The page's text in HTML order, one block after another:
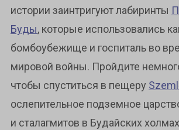
истории заинтригуют лабиринты
Буды, которые использовались
бомбоубежище и госпиталь во
мировой войны. Пройдите
чтобы спуститься в пещеру
ослепительное подземное
и сталагмитов в Будайских